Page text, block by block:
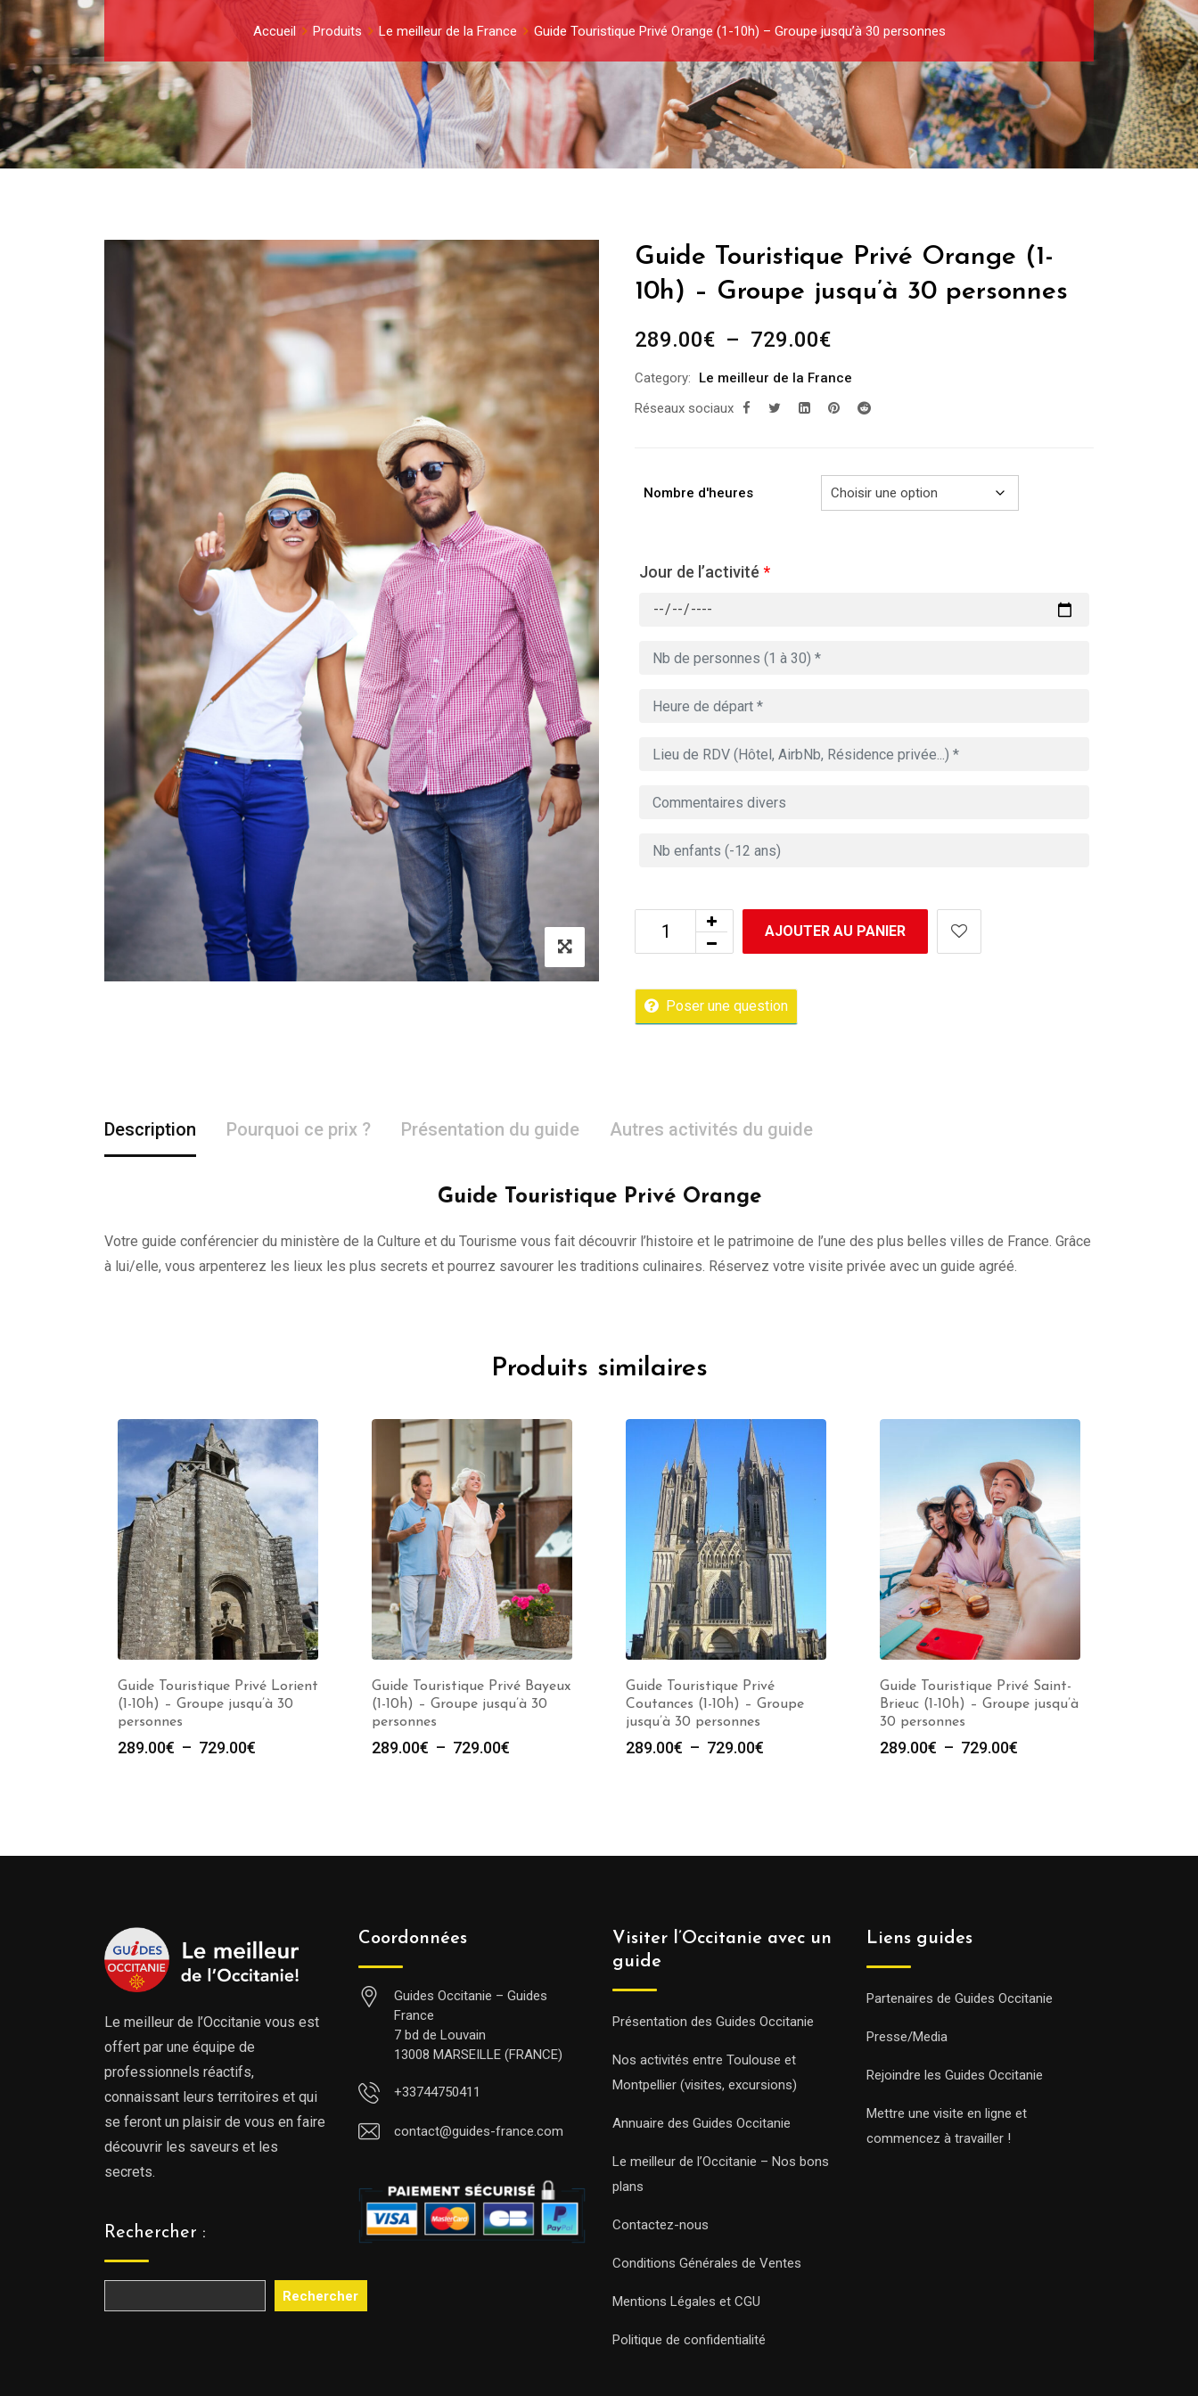
Accueil Produits Le meilleur de la France Guide Touristique Privé Orange (1-10h) – Groupe jusqu’à 30 personnes
Guide Touristique Privé Orange (1-
10h) – Groupe jusqu’à 30 personnes
289.00€ – 729.00€Plage
prix :
289.00€
Category:
Le meilleur de la France
Réseaux sociaux
Nombre d'heures
Jour de l’activité *
AJOUTER AU PANIER
Poser une question
Description Pourquoi ce prix ? Présentation du guide Autres activités du guide
Guide Touristique Privé Orange
Votre guide conférencier du ministère de la Culture et du Tourisme vous fait découvrir l’histoire et le patrimoine de l’une des plus belles villes de France. Grâce
à lui/elle, vous arpenterez les lieux les plus secrets et pourrez savourer les traditions culinaires. Réservez votre visite privée avec un guide agréé.
Produits similaires
Guide Touristique Privé Lorient
(1-10h) – Groupe jusqu’à 30
personnes
289.00€ – 729.00€
Guide Touristique Privé Bayeux
(1-10h) – Groupe jusqu’à 30
personnes
289.00€ – 729.00€
Guide Touristique Privé
Coutances (1-10h) – Groupe
jusqu’à 30 personnes
289.00€ – 729.00€
Guide Touristique Privé Saint-
Brieuc (1-10h) – Groupe jusqu’à
30 personnes
289.00€ – 729.00€
Le meilleur de l’Occitanie vous est
offert par une équipe de
professionnels réactifs,
connaissant leurs territoires et qui
se feront un plaisir de vous en faire
découvrir les saveurs et les
secrets.
Rechercher :
Rechercher
Coordonnées
Guides Occitanie – Guides
France
7 bd de Louvain
13008 MARSEILLE (FRANCE)
+33744750411
contact@guides-france.com
Visiter l’Occitanie avec un
guide
Présentation des Guides Occitanie
Nos activités entre Toulouse et
Montpellier (visites, excursions)
Annuaire des Guides Occitanie
Le meilleur de l’Occitanie – Nos bons
plans
Contactez-nous
Conditions Générales de Ventes
Mentions Légales et CGU
Politique de confidentialité
Liens guides
Partenaires de Guides Occitanie
Presse/Media
Rejoindre les Guides Occitanie
Mettre une visite en ligne et
commencez à travailler !